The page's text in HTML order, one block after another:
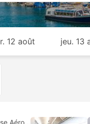
12 août jeu. 13
WAW Aéroport Chopin de Varsovie, Varse Aéroport